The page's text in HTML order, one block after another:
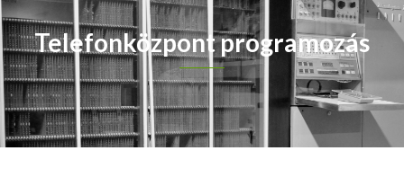
Telefonközpont programozás